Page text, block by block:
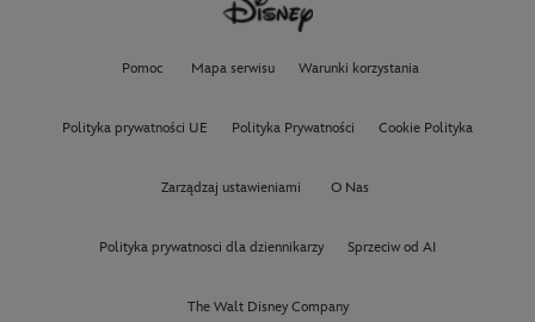
Pomoc Mapa serwisu Warunki korzystania
Polityka prywatności UE Polityka Prywatności Cookie Polityka
Zarządzaj ustawieniami O Nas
Polityka prywatnosci dla dziennikarzy Sprzeciw od AI
The Walt Disney Company